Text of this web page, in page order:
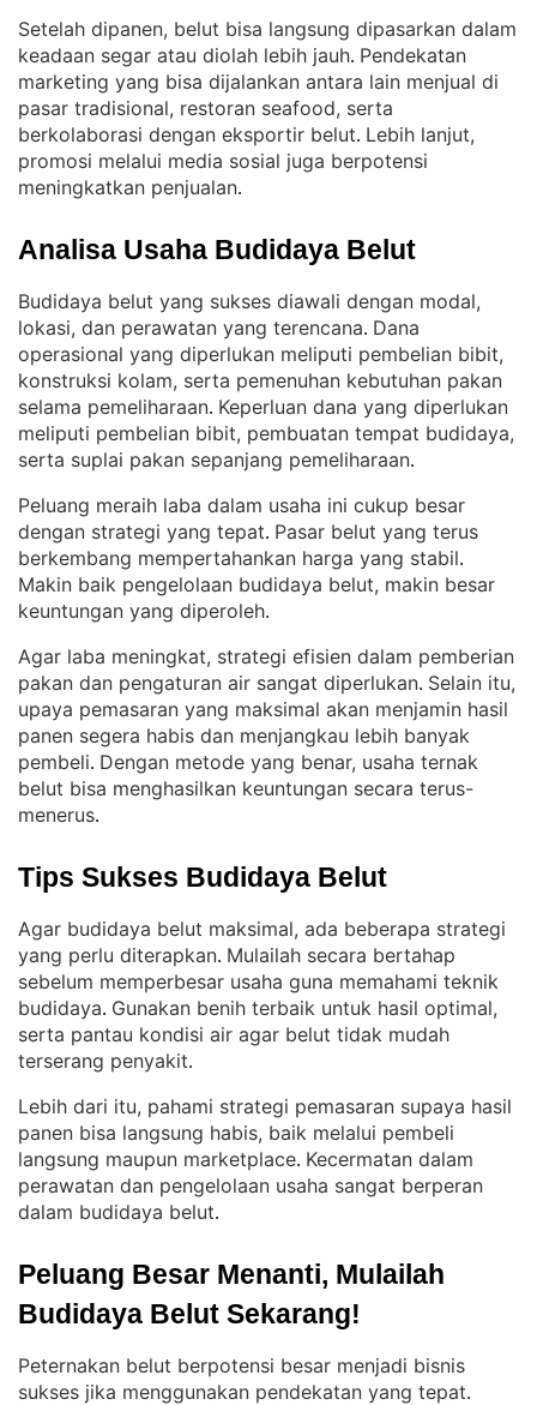
Setelah dipanen, belut bisa langsung dipasarkan dalam
keadaan segar atau diolah lebih jauh. Pendekatan
marketing yang bisa dijalankan antara lain menjual di
pasar tradisional, restoran seafood, serta
berkolaborasi dengan eksportir belut. Lebih lanjut,
promosi melalui media sosial juga berpotensi
meningkatkan penjualan.
Analisa Usaha Budidaya Belut
Budidaya belut yang sukses diawali dengan modal,
lokasi, dan perawatan yang terencana. Dana
operasional yang diperlukan meliputi pembelian bibit,
konstruksi kolam, serta pemenuhan kebutuhan pakan
selama pemeliharaan. Keperluan dana yang diperlukan
meliputi pembelian bibit, pembuatan tempat budidaya,
serta suplai pakan sepanjang pemeliharaan.
Peluang meraih laba dalam usaha ini cukup besar
dengan strategi yang tepat. Pasar belut yang terus
berkembang mempertahankan harga yang stabil
Makin baik pengelolaan budidaya belut, makin besar
keuntungan yang diperoleh.
Agar laba meningkat, strategi efisien dalam pemberian
pakan dan pengaturan air sangat diperlukan. Selain itu,
upaya pemasaran yang maksimal akan menjamin hasil
panen segera habis dan menjangkau lebih banyak
pembeli. Dengan metode yang benar, usaha ternak
belut bisa menghasilkan keuntungan secara terus-
menerus.
Tips Sukses Budidaya Belut
Agar budidaya belut maksimal, ada beberapa strategi
yang perlu diterapkan. Mulailah secara bertahap
sebelum memperbesar usaha guna memahami teknik
budidaya. Gunakan benih terbaik untuk hasil optimal,
serta pantau kondisi air agar belut tidak mudah
terserang penyakit.
Lebih dari itu, pahami strategi pemasaran supaya hasil
panen bisa langsung habis, baik melalui pembeli
langsung maupun marketplace. Kecermatan dalam
perawatan dan pengelolaan usaha sangat berperan
dalam budidaya belut.
Peluang Besar Menanti, Mulailah
Budidaya Belut Sekarang!
Peternakan belut berpotensi besar menjadi bisnis
sukses jika menggunakan pendekatan yang tepat